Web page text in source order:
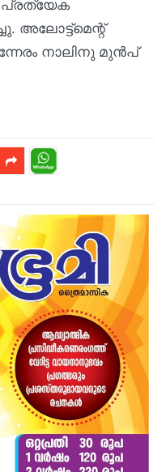
പ്രത്യേക
അലോട്ട്മെന്റ്
നാലിനു മുന്‍പ്